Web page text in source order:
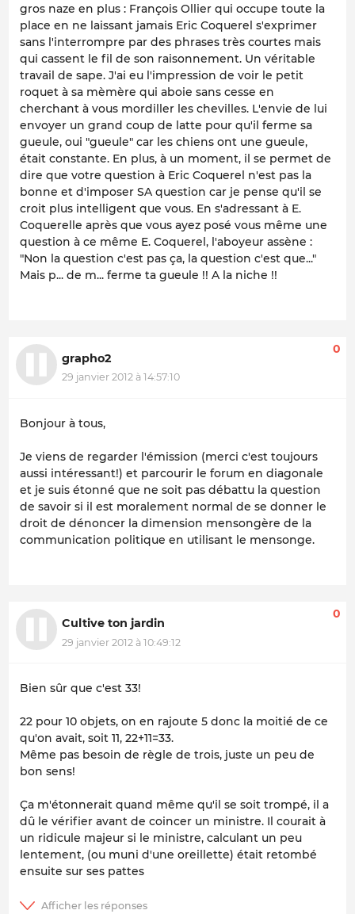
gros naze en plus : François Ollier qui occupe toute la
place en ne laissant jamais Eric Coquerel s'exprimer
sans l'interrompre par des phrases très courtes mais
qui cassent le fil de son raisonnement. Un véritable
travail de sape. J'ai eu l'impression de voir le petit
roquet à sa mèmère qui aboie sans cesse en
cherchant à vous mordiller les chevilles. L'envie de lui
envoyer un grand coup de latte pour qu'il ferme sa
gueule, oui "gueule" car les chiens ont une gueule,
était constante. En plus, à un moment, il se permet de
dire que votre question à Eric Coquerel n'est pas la
bonne et d'imposer SA question car je pense qu'il se
croit plus intelligent que vous. En s'adressant à E.
Coquerelle après que vous ayez posé vous même une
question à ce même E. Coquerel, l'aboyeur assène :
"Non la question c'est pas ça, la question c'est que..."
Mais p... de m... ferme ta gueule !! A la niche !!
grapho2
29 janvier 2012 à 14:57:10
0
Bonjour à tous,
Je viens de regarder l'émission (merci c'est toujours
aussi intéressant!) et parcourir le forum en diagonale
et je suis étonné que ne soit pas débattu la question
de savoir si il est moralement normal de se donner le
droit de dénoncer la dimension mensongère de la
communication politique en utilisant le mensonge.
Cultive ton jardin
29 janvier 2012 à 10:49:12
0
Bien sûr que c'est 33!
22 pour 10 objets, on en rajoute 5 donc la moitié de ce
qu'on avait, soit 11, 22+11=33.
Même pas besoin de règle de trois, juste un peu de
bon sens!
Ça m'étonnerait quand même qu'il se soit trompé, il a
dû le vérifier avant de coincer un ministre. Il courait à
un ridicule majeur si le ministre, calculant un peu
lentement, (ou muni d'une oreillette) était retombé
ensuite sur ses pattes